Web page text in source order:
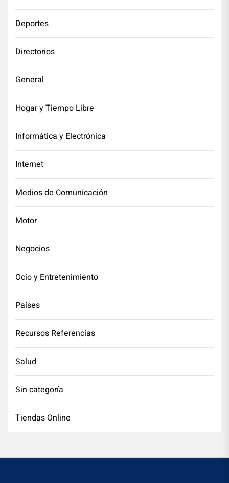
Deportes
Directorios
General
Hogar y Tiempo Libre
Informática y Electrónica
Internet
Medios de Comunicación
Motor
Negocios
Ocio y Entretenimiento
Países
Recursos Referencias
Salud
Sin categoría
Tiendas Online